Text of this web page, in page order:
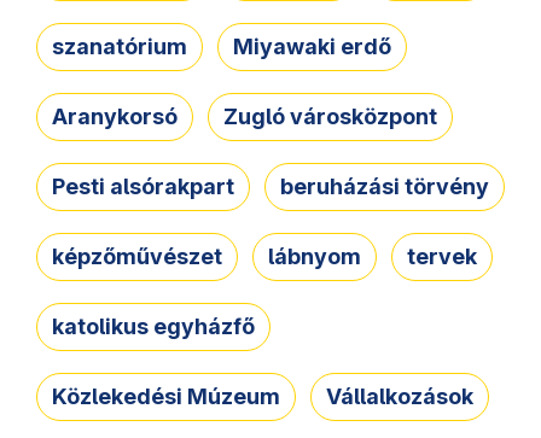
szanatórium Miyawaki erdő
Aranykorsó Zugló városközpont
Pesti alsórakpart beruházási törvény
képzőművészet lábnyom tervek
katolikus egyházfő
Közlekedési Múzeum Vállalkozások